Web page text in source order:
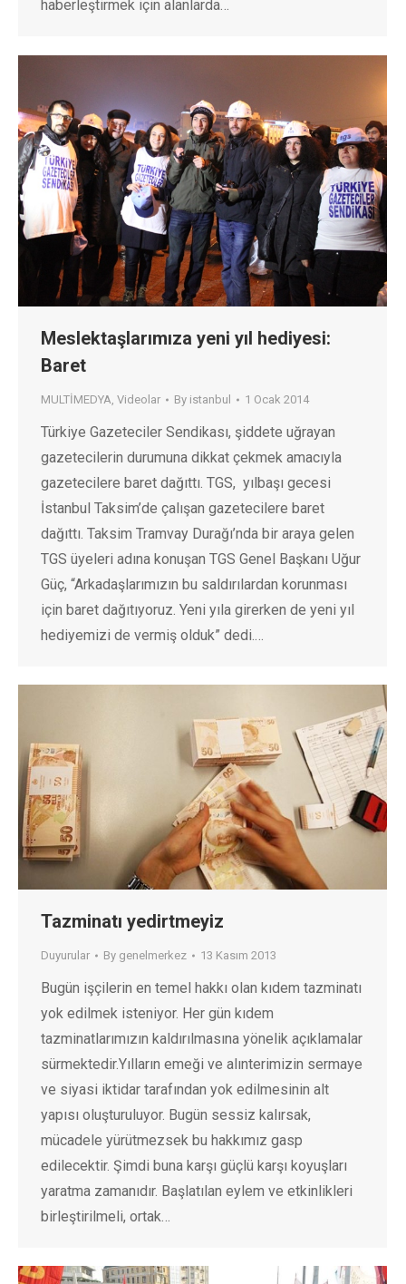
haberleştirmek için alanlarda…
Meslektaşlarımıza yeni yıl hediyesi:
Baret
MULTİMEDYA, Videolar By istanbul 1 Ocak 2014
Türkiye Gazeteciler Sendikası, şiddete uğrayan
gazetecilerin durumuna dikkat çekmek amacıyla
gazetecilere baret dağıttı. TGS, yılbaşı gecesi
İstanbul Taksim’de çalışan gazetecilere baret
dağıttı. Taksim Tramvay Durağı’nda bir araya gelen
TGS üyeleri adına konuşan TGS Genel Başkanı Uğur
Güç, “Arkadaşlarımızın bu saldırılardan korunması
için baret dağıtıyoruz. Yeni yıla girerken de yeni yıl
hediyemizi de vermiş olduk” dedi.…
Tazminatı yedirtmeyiz
Duyurular By genelmerkez 13 Kasım 2013
Bugün işçilerin en temel hakkı olan kıdem tazminatı
yok edilmek isteniyor. Her gün kıdem
tazminatlarımızın kaldırılmasına yönelik açıklamalar
sürmektedir.Yılların emeği ve alınterimizin sermaye
ve siyasi iktidar tarafından yok edilmesinin alt
yapısı oluşturuluyor. Bugün sessiz kalırsak,
mücadele yürütmezsek bu hakkımız gasp
edilecektir. Şimdi buna karşı güçlü karşı koyuşları
yaratma zamanıdır. Başlatılan eylem ve etkinlikleri
birleştirilmeli, ortak…